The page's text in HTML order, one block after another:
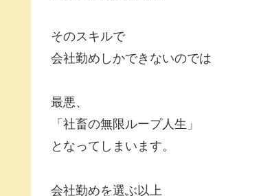
そのスキルで
会社勤めしかできないのでは
最悪、
「社畜の無限ループ人生」
となってしまいます。
会社勤めを選ぶ以上